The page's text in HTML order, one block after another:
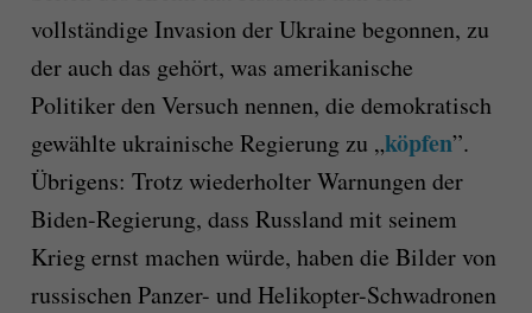
vollständige Invasion der Ukraine begonnen, zu
der auch das gehört, was amerikanische
Politiker den Versuch nennen, die demokratisch
gewählte ukrainische Regierung zu „köpfen”.
Übrigens: Trotz wiederholter Warnungen der
Biden-Regierung, dass Russland mit seinem
Krieg ernst machen würde, haben die Bilder von
russischen Panzer- und Helikopter-Schwadronen